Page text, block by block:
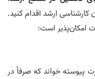
ارشد اقدام کنید.
امکان‌پذیر است:
پیوسته خواند که صرفاً در